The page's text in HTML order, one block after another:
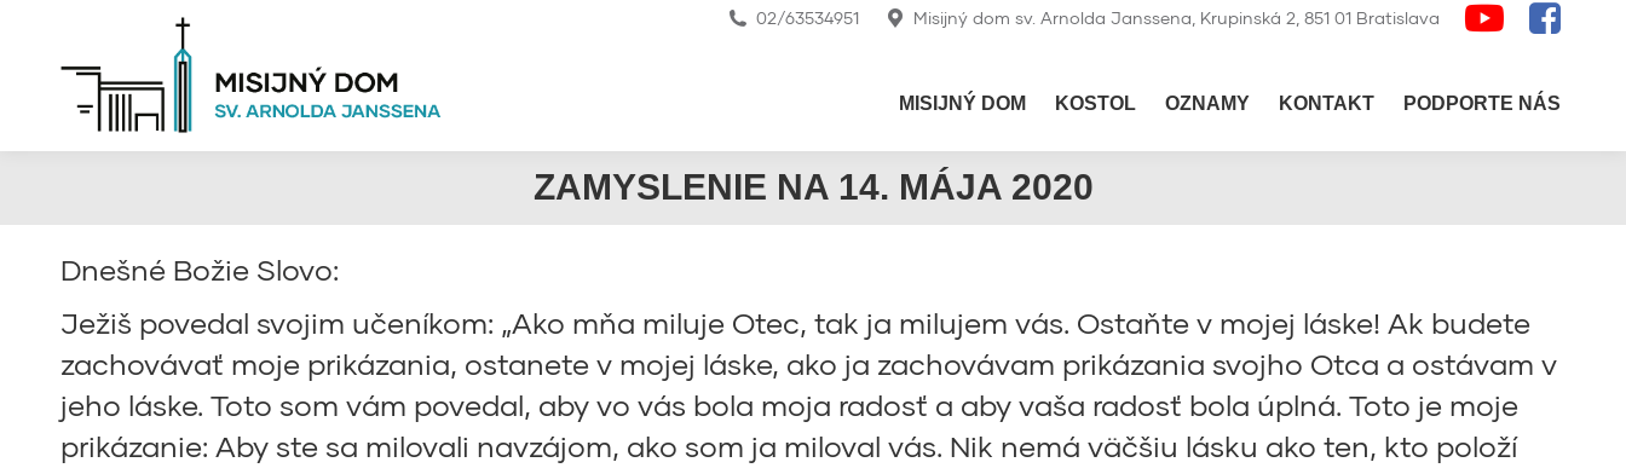
02/63534951 Misijný dom sv. Arnolda Janssena, Krupinská 2, 851 01 Bratislava
MISIJNÝ DOM KOSTOL OZNAMY KONTAKT PODPORTE NÁS
ZAMYSLENIE NA 14. MÁJA 2020
Dnešné Božie Slovo:
Ježiš povedal svojim učeníkom: „Ako mňa miluje Otec, tak ja milujem vás. Ostaňte v mojej láske! Ak budete
zachovávať moje prikázania, ostanete v mojej láske, ako ja zachovávam prikázania svojho Otca a ostávam v
jeho láske. Toto som vám povedal, aby vo vás bola moja radosť a aby vaša radosť bola úplná. Toto je moje
prikázanie: Aby ste sa milovali navzájom, ako som ja miloval vás. Nik nemá väčšiu lásku ako ten, kto položí